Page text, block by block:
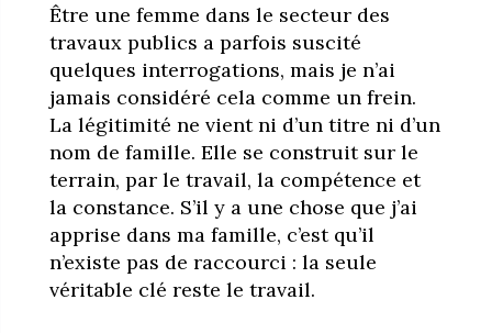
Être une femme dans le secteur des
travaux publics a parfois suscité
quelques interrogations, mais je n’ai
jamais considéré cela comme un frein.
La légitimité ne vient ni d’un titre ni d’un
nom de famille. Elle se construit sur le
terrain, par le travail, la compétence et
la constance. S’il y a une chose que j’ai
apprise dans ma famille, c’est qu’il
n’existe pas de raccourci : la seule
véritable clé reste le travail.